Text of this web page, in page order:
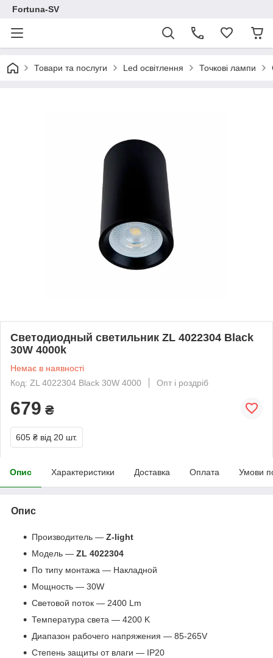
Fortuna-SV
Товари та послуги Led освітлення Точкові лампи
Светодиодный светильник ZL 4022304 Black
30W 4000k
Немає в наявності
Код: ZL 4022304 Black 30W 4000
Опт і роздріб
679 ₴
605 ₴ від 20 шт.
Опис Характеристики Доставка Оплата Умови
Опис
Производитель — Z-light
Модель — ZL 4022304
По типу монтажа — Накладной
Мощность — 30W
Световой поток — 2400 Lm
Температура света — 4200 K
Диапазон рабочего напряжения — 85-265V
Степень защиты от влаги — IP20